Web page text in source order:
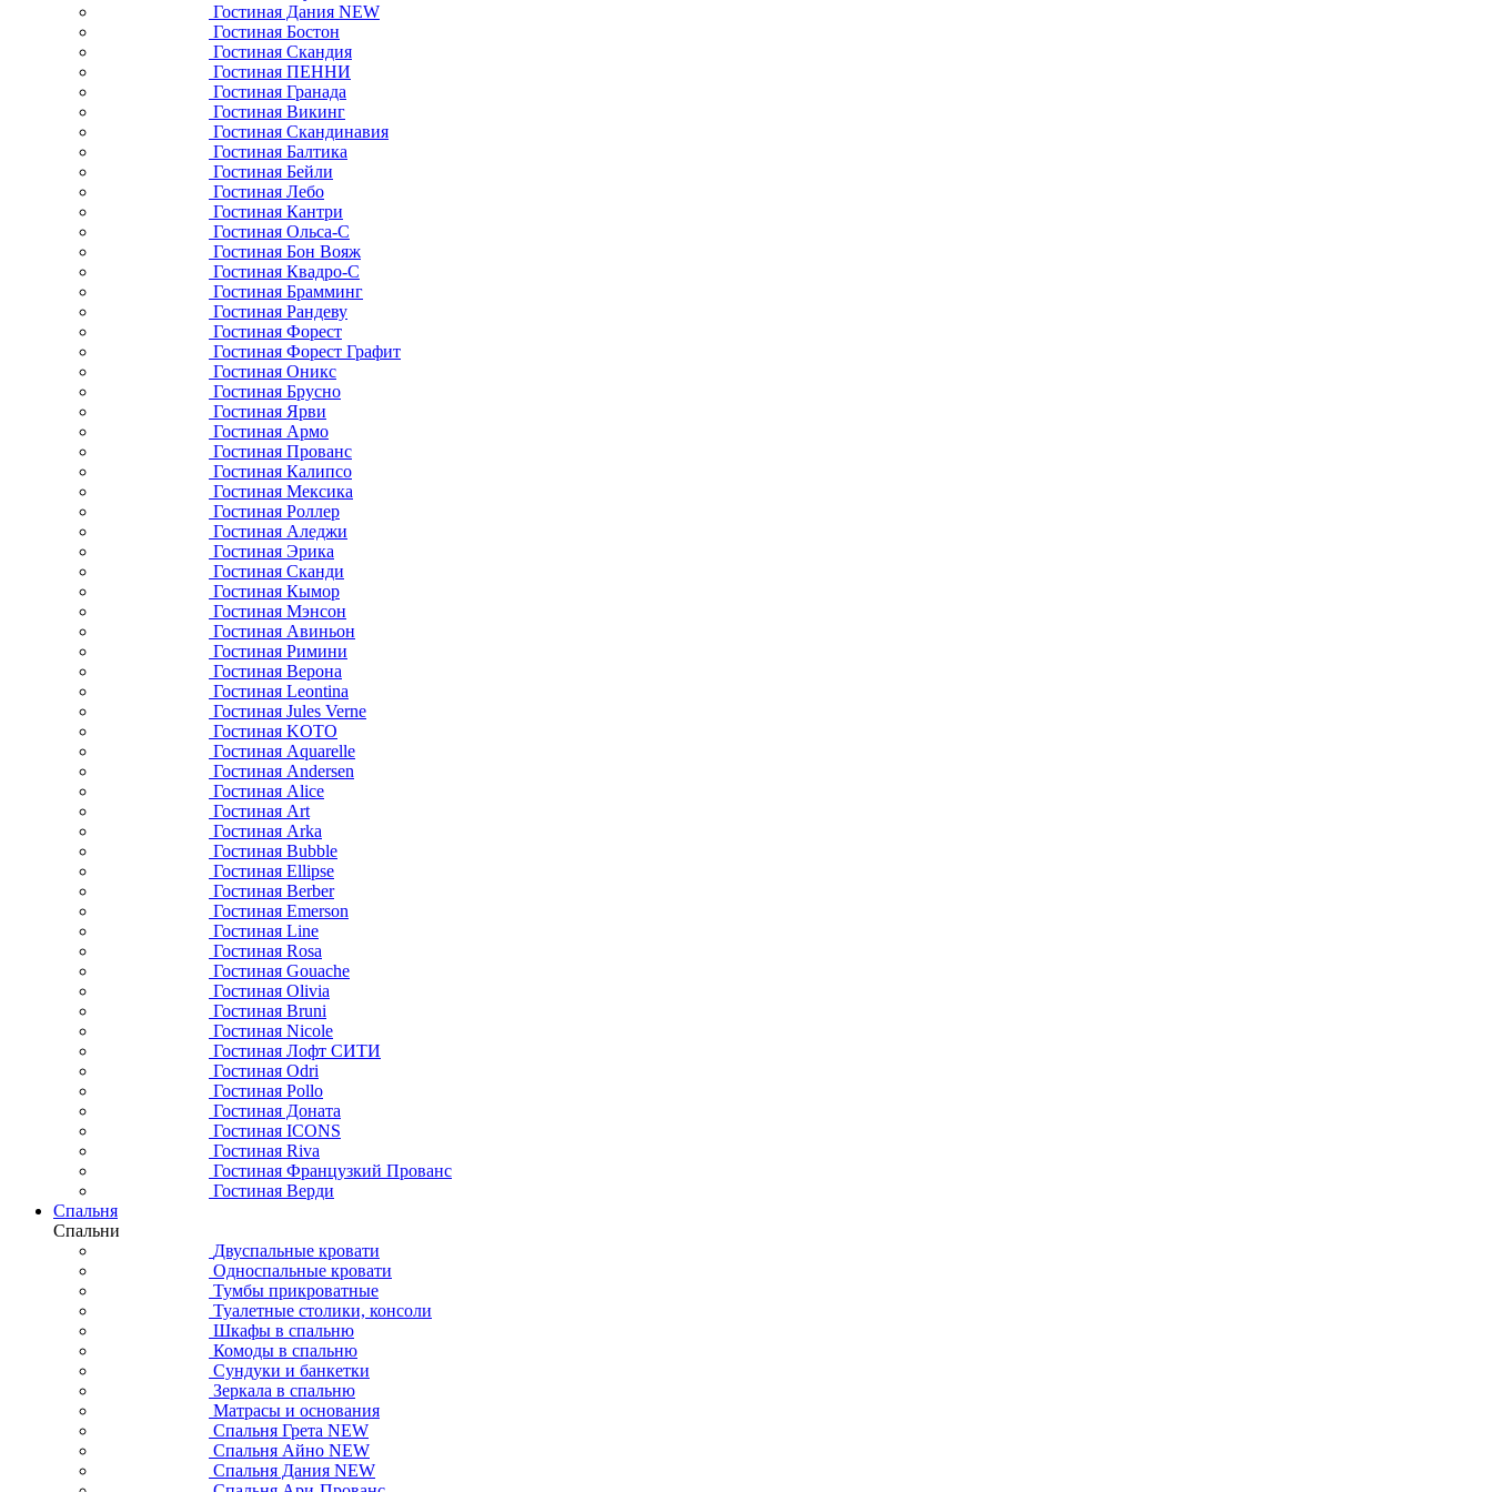
Гостиная Дания NEW
Гостиная Бостон
Гостиная Скандия
Гостиная ПЕННИ
Гостиная Гранада
Гостиная Викинг
Гостиная Скандинавия
Гостиная Балтика
Гостиная Бейли
Гостиная Лебо
Гостиная Кантри
Гостиная Ольса-С
Гостиная Бон Вояж
Гостиная Квадро-С
Гостиная Брамминг
Гостиная Рандеву
Гостиная Форест
Гостиная Форест Графит
Гостиная Оникс
Гостиная Брусно
Гостиная Ярви
Гостиная Армо
Гостиная Прованс
Гостиная Калипсо
Гостиная Мексика
Гостиная Роллер
Гостиная Аледжи
Гостиная Эрика
Гостиная Сканди
Гостиная Кымор
Гостиная Мэнсон
Гостиная Авиньон
Гостиная Римини
Гостиная Верона
Гостиная Leontina
Гостиная Jules Verne
Гостиная KOTO
Гостиная Aquarelle
Гостиная Andersen
Гостиная Alice
Гостиная Art
Гостиная Arka
Гостиная Bubble
Гостиная Ellipse
Гостиная Berber
Гостиная Emerson
Гостиная Line
Гостиная Rosa
Гостиная Gouache
Гостиная Olivia
Гостиная Bruni
Гостиная Nicole
Гостиная Лофт СИТИ
Гостиная Odri
Гостиная Pollo
Гостиная Доната
Гостиная ICONS
Гостиная Riva
Гостиная Французкий Прованс
Гостиная Верди
Спальня
Спальни
Двуспальные кровати
Односпальные кровати
Тумбы прикроватные
Туалетные столики, консоли
Шкафы в спальню
Комоды в спальню
Сундуки и банкетки
Зеркала в спальню
Матрасы и основания
Спальня Грета NEW
Спальня Айно NEW
Спальня Дания NEW